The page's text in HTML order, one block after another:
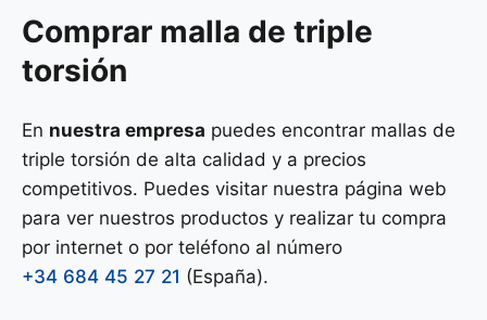
Comprar malla de triple
torsión
En nuestra empresa puedes encontrar mallas de
triple torsión de alta calidad y a precios
competitivos. Puedes visitar nuestra página web
para ver nuestros productos y realizar tu compra
por internet o por teléfono al número
+34 684 45 27 21 (España).